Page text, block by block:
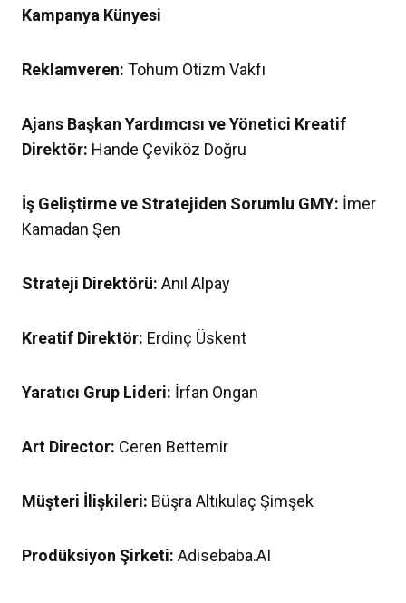
Kampanya Künyesi
Reklamveren: Tohum Otizm Vakfı
Ajans Başkan Yardımcısı ve Yönetici Kreatif
Direktör: Hande Çeviköz Doğru
İş Geliştirme ve Stratejiden Sorumlu GMY: İmer
Kamadan Şen
Strateji Direktörü: Anıl Alpay
Kreatif Direktör: Erdinç Üskent
Yaratıcı Grup Lideri: İrfan Ongan
Art Director: Ceren Bettemir
Müşteri İlişkileri: Büşra Altıkulaç Şimşek
Prodüksiyon Şirketi: Adisebaba.AI